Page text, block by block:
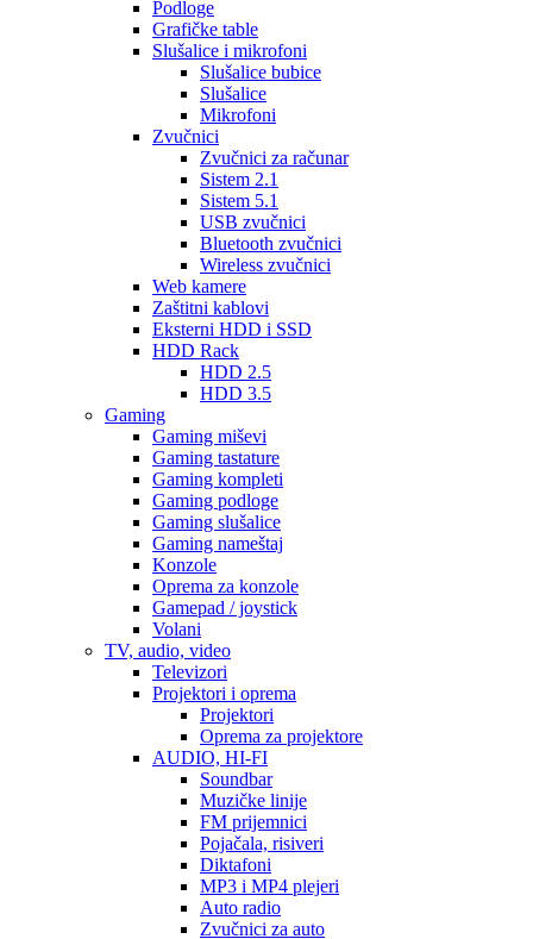
Podloge
Grafičke table
Slušalice i mikrofoni
Slušalice bubice
Slušalice
Mikrofoni
Zvučnici
Zvučnici za računar
Sistem 2.1
Sistem 5.1
USB zvučnici
Bluetooth zvučnici
Wireless zvučnici
Web kamere
Zaštitni kablovi
Eksterni HDD i SSD
HDD Rack
HDD 2.5
HDD 3.5
Gaming
Gaming miševi
Gaming tastature
Gaming kompleti
Gaming podloge
Gaming slušalice
Gaming nameštaj
Konzole
Oprema za konzole
Gamepad / joystick
Volani
TV, audio, video
Televizori
Projektori i oprema
Projektori
Oprema za projektore
AUDIO, HI-FI
Soundbar
Muzičke linije
FM prijemnici
Pojačala, risiveri
Diktafoni
MP3 i MP4 plejeri
Auto radio
Zvučnici za auto